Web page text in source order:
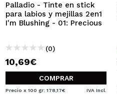
Palladio - Tinte en stick
para labios y mejillas 2en1
I'm Blushing - 01: Precious
(0)
10,69€
COMPRAR
Precio x 100 gr: 178,17€ IVA Incl.